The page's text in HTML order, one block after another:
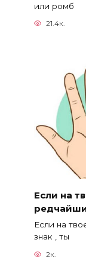
или ромб
21.4к.
Если на
Если на
знак , ты
2к.